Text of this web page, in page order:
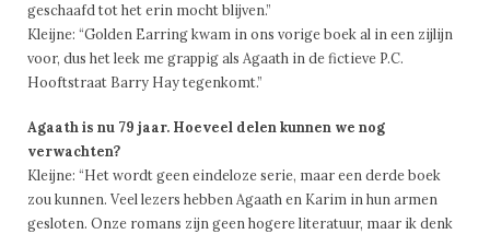
geschaafd tot het erin mocht blijven.”
Kleijne: “Golden Earring kwam in ons vorige boek al in een zijlijn
voor, dus het leek me grappig als Agaath in de fictieve P.C.
Hooftstraat Barry Hay tegenkomt.”
Agaath is nu 79 jaar. Hoeveel delen kunnen we nog
verwachten?
Kleijne: “Het wordt geen eindeloze serie, maar een derde boek
zou kunnen. Veel lezers hebben Agaath en Karim in hun armen
gesloten. Onze romans zijn geen hogere literatuur, maar ik denk